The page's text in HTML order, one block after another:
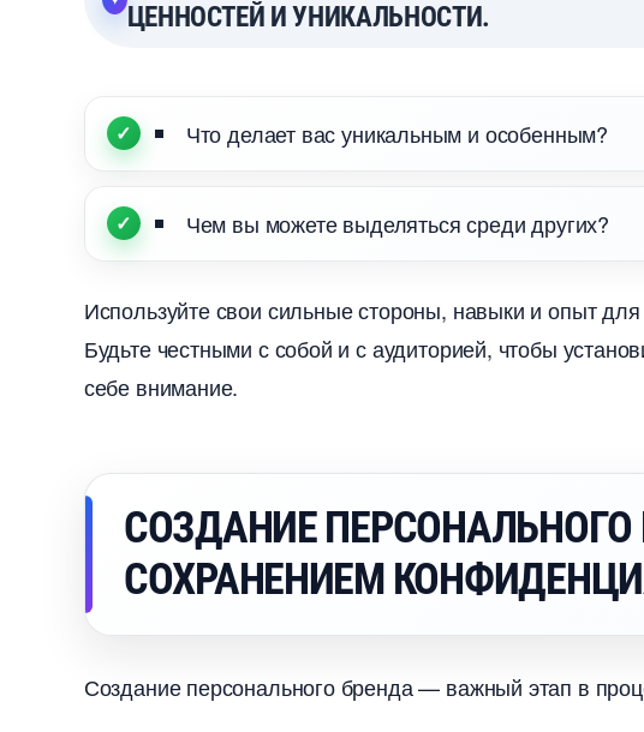
ЦЕННОСТЕЙ И УНИКАЛЬНОСТИ.
Что делает вас уникальным и особенным?
Чем вы можете выделяться среди других?
Используйте свои сильные стороны, навыки и опыт
Будьте честными с собой и с аудиторией, чтобы
себе внимание.
СОЗДАНИЕ ПЕРСОНАЛЬНОГО
СОХРАНЕНИЕМ
Создание персонального бренда — важный этап в